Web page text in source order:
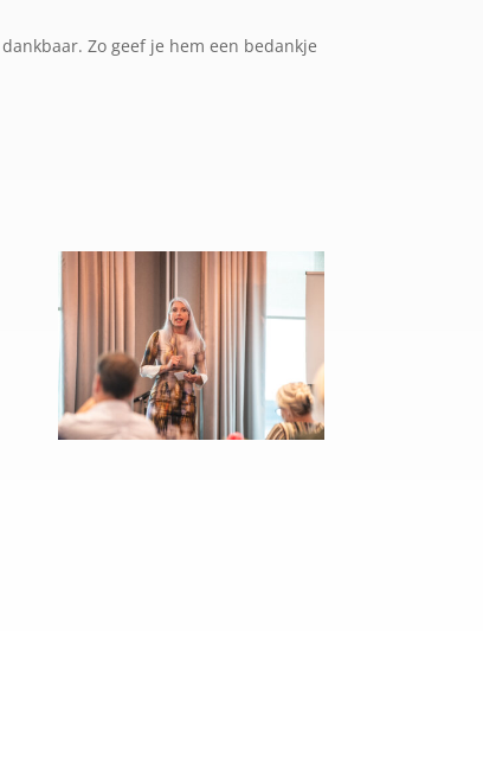
Zo geef je hem een bedankje